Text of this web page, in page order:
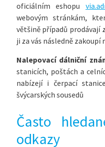
oficiálním eshopu
webovým stránkám,
většině případů prodávají
ji za vás následně
Nalepovací dálniční
stanicích, poštách a
nabízejí i čerpací
švýcarských sousedů
Často
odkazy